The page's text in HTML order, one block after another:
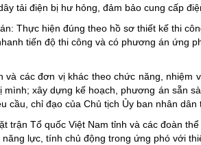
tải điện bị hư hỏng, đảm bảo cung cấp
Thực hiện đúng theo hồ sơ thiết kế thi
tiến độ thi công và có phương án ứng
và các đơn vị khác theo chức năng, nhiệm
mình; xây dựng kế hoạch, phương án sẵn
cầu, chỉ đạo của Chủ tịch Ủy ban nhân dân
trận Tổ quốc Việt Nam tỉnh và các đoàn
lực, tính chủ động trong ứng phó với